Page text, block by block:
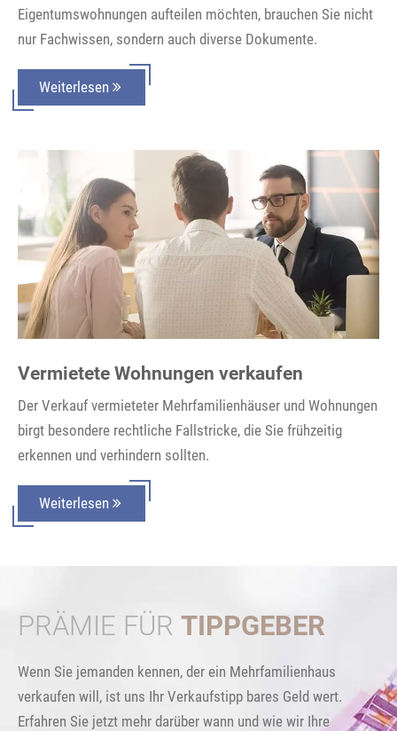
Eigentumswohnungen aufteilen möchten, brauchen Sie nicht
nur Fachwissen, sondern auch diverse Dokumente.
Weiterlesen
Vermietete Wohnungen verkaufen
Der Verkauf vermieteter Mehrfamilienhäuser und Wohnungen
birgt besondere rechtliche Fallstricke, die Sie frühzeitig
erkennen und verhindern sollten.
Weiterlesen
PRÄMIE FÜR TIPPGEBER
Wenn Sie jemanden kennen, der ein Mehrfamilienhaus
verkaufen will, ist uns Ihr Verkaufstipp bares Geld wert.
Erfahren Sie jetzt mehr darüber wann und wie wir Ihre